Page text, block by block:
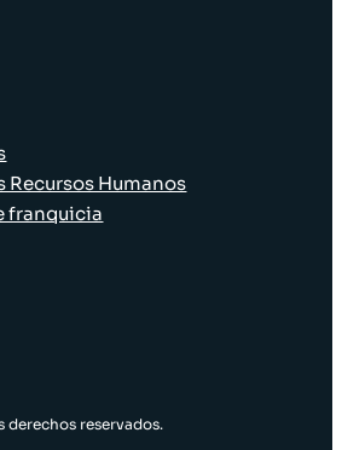
Recursos Humanos
franquicia
derechos reservados.